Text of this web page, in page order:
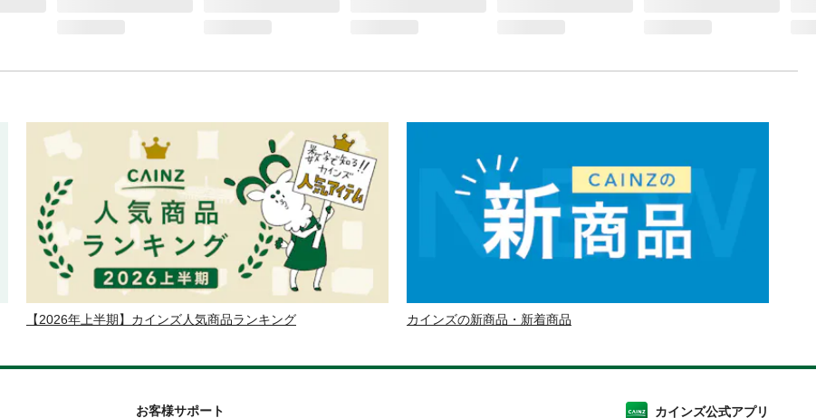
【2026年上半期】カインズ人気商品ランキング カインズの新商品・新着商品
お客様サポート カインズ公式アプリ